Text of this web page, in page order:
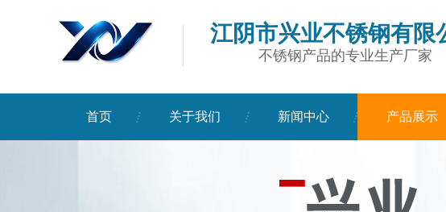
江阴市兴业不锈钢有限
不锈钢产品的专业生产厂家
首页 关于我们 新闻中心 产品展示